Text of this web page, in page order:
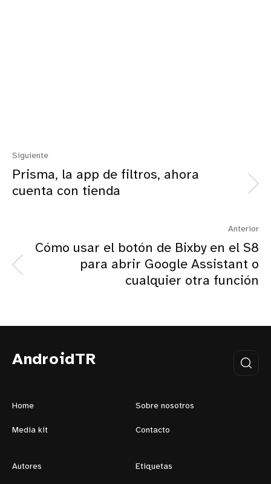
Siguiente
Prisma, la app de filtros, ahora
cuenta con tienda
Anterior
Cómo usar el botón de Bixby en el S8
para abrir Google Assistant o
cualquier otra función
AndroidTR
Home Sobre nosotros
Media kit Contacto
Autores Etiquetas